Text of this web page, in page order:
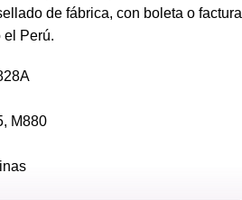
de fábrica, con boleta o factura
el Perú.
M880